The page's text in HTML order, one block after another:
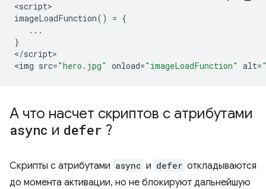
<script
imageLoadFunction() = {
...
}
</script>
<img src="hero.jpg" onload="imageLoadFunction" alt=
А что насчет скриптов с атрибутами
async и defer ?
Скрипты с атрибутами async и defer откладываются
до момента активации, но не блокируют дальнейшую